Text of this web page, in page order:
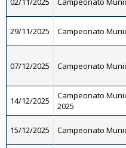
29/11/2025 Campeonato
07/12/2025 Campeonato
14/12/2025
Campeonato
2025
15/12/2025 Campeonato